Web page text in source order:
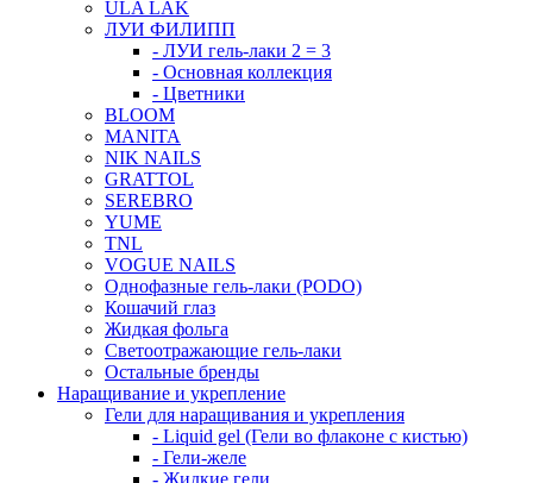
ULA LAK
ЛУИ ФИЛИПП
- ЛУИ гель-лаки 2 = 3
- Основная коллекция
- Цветники
BLOOM
MANITA
NIK NAILS
GRATTOL
SEREBRO
YUME
TNL
VOGUE NAILS
Однофазные гель-лаки (PODO)
Кошачий глаз
Жидкая фольга
Светоотражающие гель-лаки
Остальные бренды
Наращивание и укрепление
Гели для наращивания и укрепления
- Liquid gel (Гели во флаконе с кистью)
- Гели-желе
- Жидкие гели